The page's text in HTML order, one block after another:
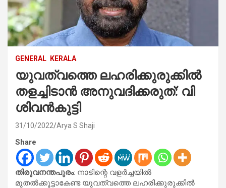
GENERAL KERALA
യുവത്വത്തെ ലഹരിക്കുരുക്കിൽ
തളച്ചിടാൻ അനുവദിക്കരുത്: വി
ശിവൻകുട്ടി
31/10/2022 Arya S Shaji
Share
തിരുവനന്തപുരം: നാടിന്റെ വളർച്ചയിൽ
മുതൽക്കൂട്ടാകേണ്ട യുവത്വത്തെ ലഹരിക്കുരുക്കിൽ